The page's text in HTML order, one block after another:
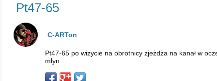
Pt47-65
C-ARTon
Pt47-65 po wizycie na obrotnicy zjeżdża na kanał w
młyn